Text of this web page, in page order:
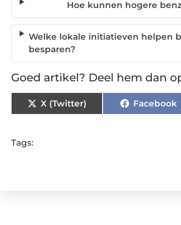
Hoe kunnen hogere
Welke lokale initiatieven helpen
besparen?
Goed artikel? Deel hem dan
X (Twitter) Facebook
Tags: